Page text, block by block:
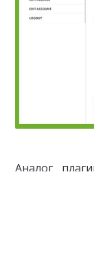
Аналог